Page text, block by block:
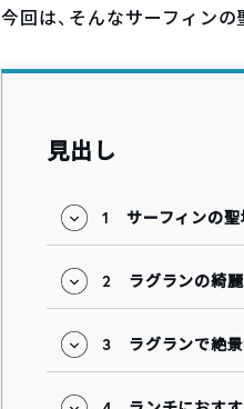
今回は、そんなサーフィンの
見出し
1 サーフィンの
2 ラグランの綺
3 ラグランで絶